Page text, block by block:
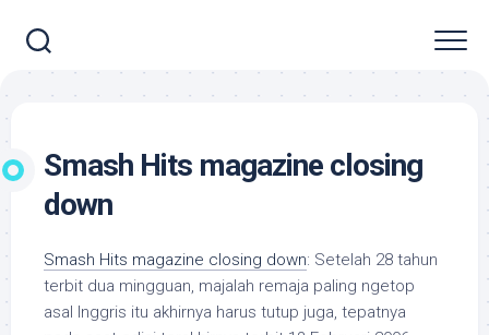
Smash Hits magazine closing
down
Smash Hits magazine closing down: Setelah 28 tahun
terbit dua mingguan, majalah remaja paling ngetop
asal Inggris itu akhirnya harus tutup juga, tepatnya